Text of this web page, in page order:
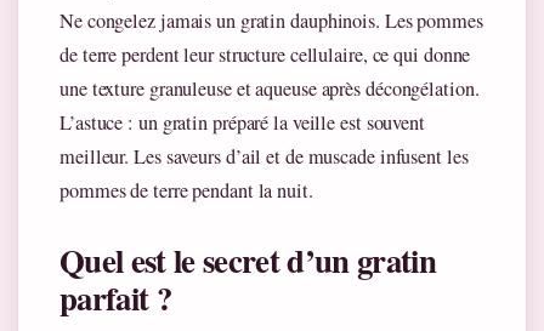
Ne congelez jamais un gratin dauphinois. Les pommes
de terre perdent leur structure cellulaire, ce qui donne
une texture granuleuse et aqueuse après décongélation.
L’astuce : un gratin préparé la veille est souvent
meilleur. Les saveurs d’ail et de muscade infusent les
pommes de terre pendant la nuit.
Quel est le secret d’un gratin
parfait ?